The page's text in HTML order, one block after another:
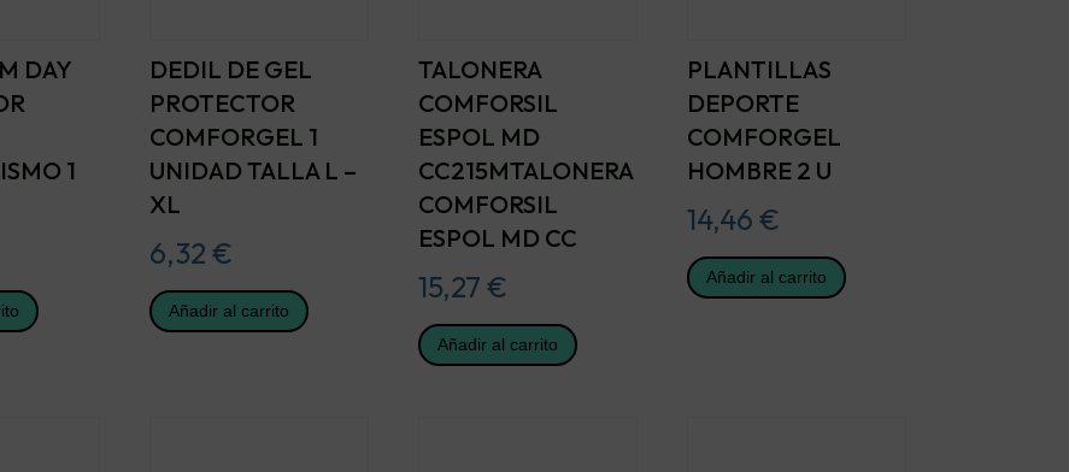
DAY
1
DEDIL DE GEL
PROTECTOR
COMFORGEL 1
UNIDAD TALLA L –
XL
6,32 €
Añadir al carrito
TALONERA
COMFORSIL
ESPOL MD
CC215MTALONERA
COMFORSIL
ESPOL MD CC
15,27 €
Añadir al carrito
PLANTILLAS
DEPORTE
COMFORGEL
HOMBRE 2 U
14,46 €
Añadir al carrito